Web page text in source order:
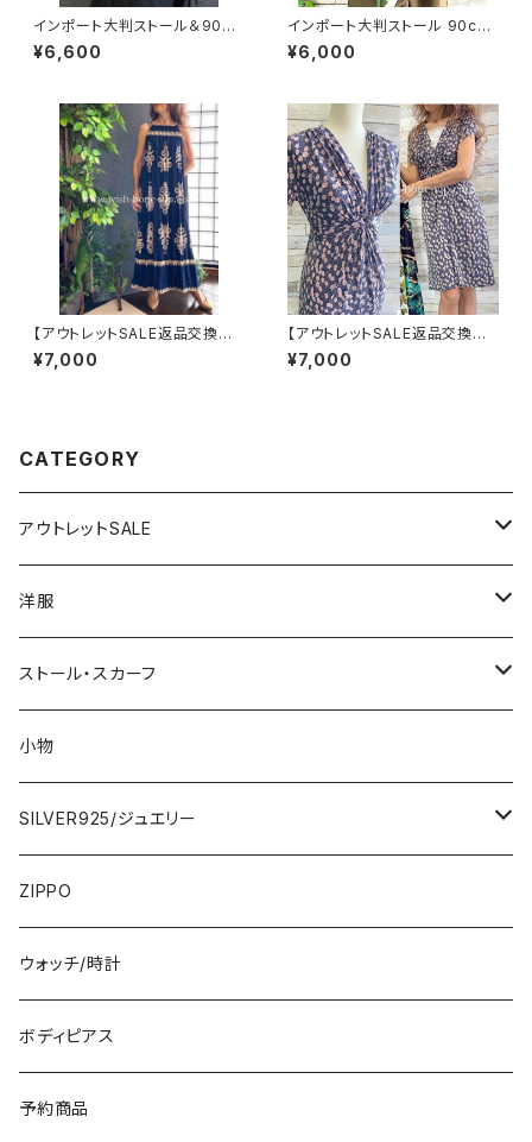
インポート大判ストール＆90c
mスクエア モノトーンスカーフ
｜ホワイト＆ブラック馬ホース
¥6,600
インポート大判ストール 90cm
大判スクエア Silk Feeling お
しゃれスカーフ/グリーン
¥6,000
【アウトレットSALE返品交換不
可8/20まで】イタリア製マキシ
ワンピース インポート ロング
¥7,000
【アウトレットSALE返品交換不
可フランス製インポートワンピー
ス｜FIFILLES de PARIS フィ
¥7,000
CATEGORY
アウトレットSALE
1000円
2000円
3000円
5000円
7000円
洋服
インポートワンピース
ロング・マキシ
ひざ・ミディ
トップス・カーディガン・アウター
カーディガン
イタリア製ジャケット
スカート・パンツ
ストール・スカーフ
大判ストール・ロングスカーフ
小さめスカーフ
コットンストール・スカーフ
冬物・マフラー
小物
SILVER925/ジュエリー
指輪・リング
ネックレス・ペンダントトップ
ピアス・イヤリング
ブレスレット・バングル
ZIPPO
ウォッチ/時計
ボディピアス
予約商品